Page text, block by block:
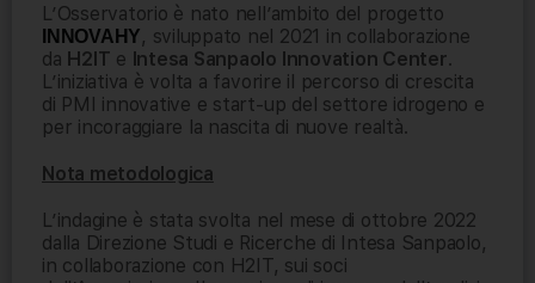
L’Osservatorio è nato nell’ambito del progetto
INNOVAHY, sviluppato nel 2021 in collaborazione
da H2IT e Intesa Sanpaolo Innovation Center.
L’iniziativa è volta a favorire il percorso di crescita
di PMI innovative e start-up del settore idrogeno e
per incoraggiare la nascita di nuove realtà.
Nota metodologica
L’indagine è stata svolta nel mese di ottobre 2022
dalla Direzione Studi e Ricerche di Intesa Sanpaolo,
in collaborazione con H2IT, sui soci